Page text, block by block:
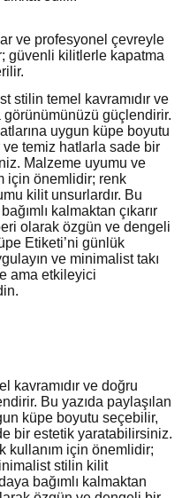
ve profesyonel çevreyle
güvenli kilitlerle kapatma
stilin temel kavramıdır ve
görünümünüzü güçlendirir.
uygun küpe boyutu
temiz hatlarla sade bir
Malzeme uyumu ve
için önemlidir; renk
kilit unsurlardır. Bu
kalmaktan çıkarır
olarak özgün ve dengeli
Etiketi’ni günlük
ve minimalist takı
ama etkileyici
kavramıdır ve doğru
Bu yazıda paylaşılan
küpe boyutu seçebilir,
bir estetik yaratabilirsiniz.
kullanım için önemlidir;
stilin kilit
bağımlı kalmaktan